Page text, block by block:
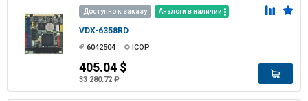
Доступно к заказу Аналоги в наличии
VDX-6358RD
6042504 ICOP
405.04 $
33 280.72 ₽